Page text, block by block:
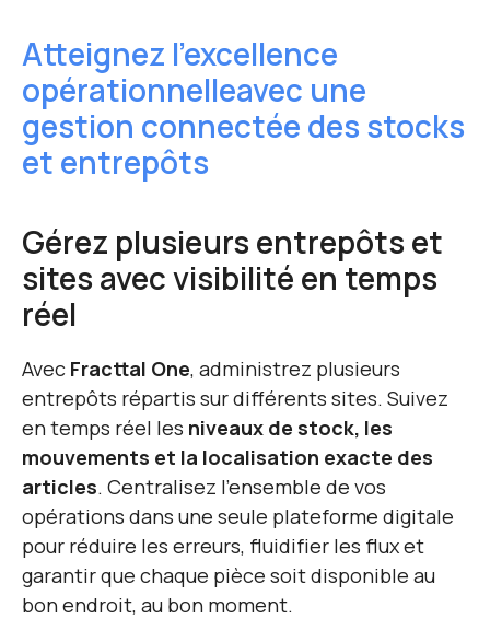
Atteignez l’excellence
opérationnelleavec une
gestion connectée des stocks
et entrepôts
Gérez plusieurs entrepôts et
sites avec visibilité en temps
réel
Avec Fracttal One, administrez plusieurs
entrepôts répartis sur différents sites. Suivez
en temps réel les niveaux de stock, les
mouvements et la localisation exacte des
articles. Centralisez l’ensemble de vos
opérations dans une seule plateforme digitale
pour réduire les erreurs, fluidifier les flux et
garantir que chaque pièce soit disponible au
bon endroit, au bon moment.